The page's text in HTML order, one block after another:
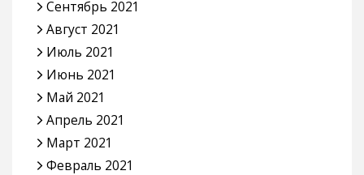
Сентябрь 2021
Август 2021
Июль 2021
Июнь 2021
Май 2021
Апрель 2021
Март 2021
Февраль 2021